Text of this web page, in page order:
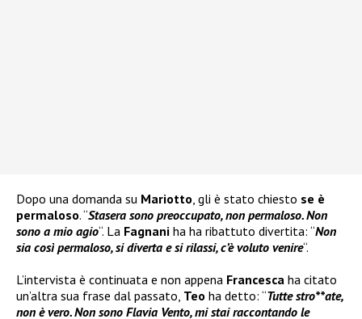
Dopo una domanda su Mariotto, gli è stato chiesto se è
permaloso. “Stasera sono preoccupato, non permaloso. Non
sono a mio agio“. La Fagnani ha ha ribattuto divertita: “Non
sia così permaloso, si diverta e si rilassi, c’è voluto venire“.
L’intervista è continuata e non appena Francesca ha citato
un’altra sua frase dal passato, Teo ha detto: “Tutte stro**ate,
non è vero. Non sono Flavia Vento, mi stai raccontando le